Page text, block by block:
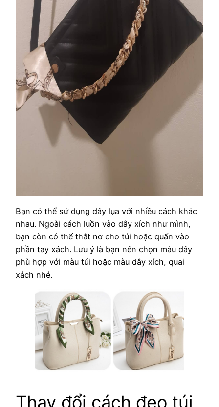
Bạn có thể sử dụng dây lụa với nhiều cách khác
nhau. Ngoài cách luồn vào dây xích như mình,
bạn còn có thể thắt nơ cho túi hoặc quấn vào
phần tay xách. Lưu ý là bạn nên chọn màu dây
phù hợp với màu túi hoặc màu dây xích, quai
xách nhé.
Thay đổi cách đeo túi